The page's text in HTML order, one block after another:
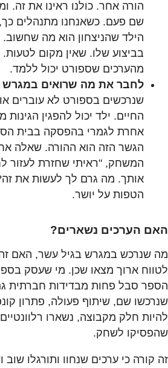
הורה אחר. כולנו ראינו את זה.
שם פעם. כשאנחנו מתנהלים
הילד שהניצחון הוא מה שחשוב.
בביצוע שלו. שאין מקום לטעות.
מהערכים שספורט יכול ללמד.
לחבר את מה שרואים במגרש
שנרכשים בספורט לא עוברים
החיים. ילד יכול להפגין
אחרת לגמרי בהפסקה בבית
הגשר הזה הוא ההורה. שאלה
המשחק, "ראיתי שחזרת לעזור
אותך. מה גרם לך לעשות את
הטפות על יושר.
האם הערכים נשארים?
מה שנרכש במגרש בגיל עשר, האם
לטווח ארוך מצאו שכן. מי שעסק
הספר סבל פחות מבדידות חברתית
שנרכשו שם, שיתוף פעולה, פתרון
להיות חלק מקבוצה, נשארו
שהפסיקו לשחק.
זה קורה כי ערכים שנחוו ותורגלו